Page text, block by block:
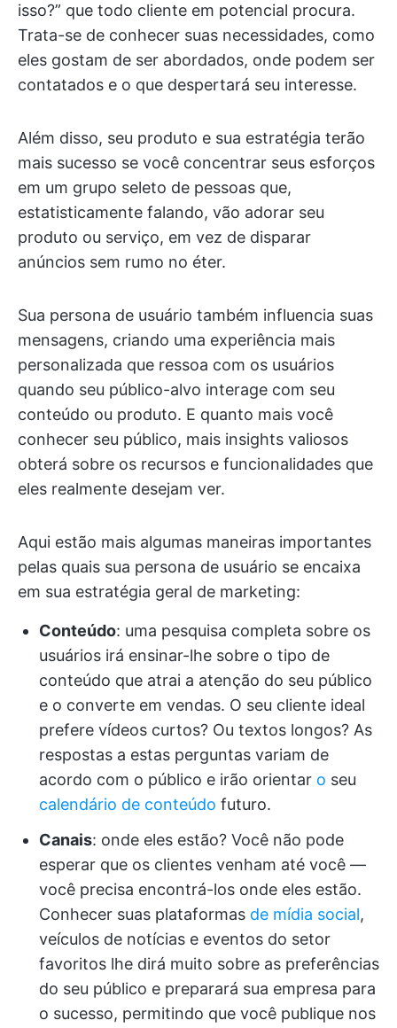
isso?” que todo cliente em potencial procura.
Trata-se de conhecer suas necessidades, como
eles gostam de ser abordados, onde podem ser
contatados e o que despertará seu interesse.
Além disso, seu produto e sua estratégia terão
mais sucesso se você concentrar seus esforços
em um grupo seleto de pessoas que,
estatisticamente falando, vão adorar seu
produto ou serviço, em vez de disparar
anúncios sem rumo no éter.
Sua persona de usuário também influencia suas
mensagens, criando uma experiência mais
personalizada que ressoa com os usuários
quando seu público-alvo interage com seu
conteúdo ou produto. E quanto mais você
conhecer seu público, mais insights valiosos
obterá sobre os recursos e funcionalidades que
eles realmente desejam ver.
Aqui estão mais algumas maneiras importantes
pelas quais sua persona de usuário se encaixa
em sua estratégia geral de marketing:
Conteúdo: uma pesquisa completa sobre os
usuários irá ensinar-lhe sobre o tipo de
conteúdo que atrai a atenção do seu público
e o converte em vendas. O seu cliente ideal
prefere vídeos curtos? Ou textos longos? As
respostas a estas perguntas variam de
acordo com o público e irão orientar o seu
calendário de conteúdo futuro.
Canais: onde eles estão? Você não pode
esperar que os clientes venham até você —
você precisa encontrá-los onde eles estão.
Conhecer suas plataformas de mídia social,
veículos de notícias e eventos do setor
favoritos lhe dirá muito sobre as preferências
do seu público e preparará sua empresa para
o sucesso, permitindo que você publique nos